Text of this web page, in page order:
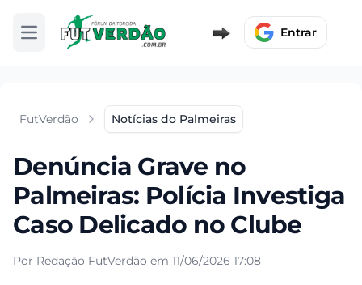
Abrir menu Entrar
FutVerdão Notícias do Palmeiras
Denúncia Grave no
Palmeiras: Polícia Investiga
Caso Delicado no Clube
Por Redação FutVerdão em 11/06/2026 17:08